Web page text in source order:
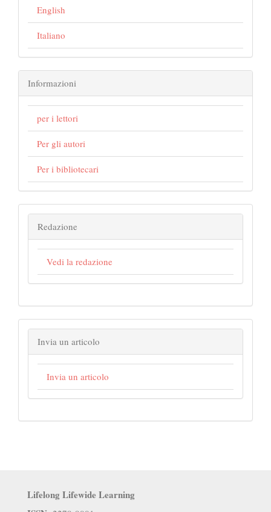
English
Italiano
Informazioni
per i lettori
Per gli autori
Per i bibliotecari
Redazione
Vedi la redazione
Invia un articolo
Invia un articolo
Lifelong Lifewide Learning